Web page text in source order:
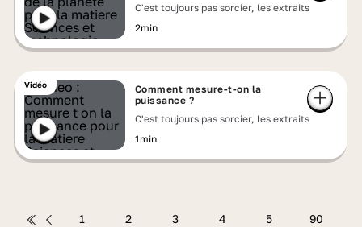
C'est toujours pas sorcier, les extraits
2min
Vidéo
Comment mesure-t-on la
puissance ?
C'est toujours pas sorcier, les extraits
1min
1 2 3 4 5 90